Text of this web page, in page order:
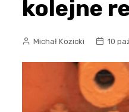
kolejne
Michał Kozicki 10